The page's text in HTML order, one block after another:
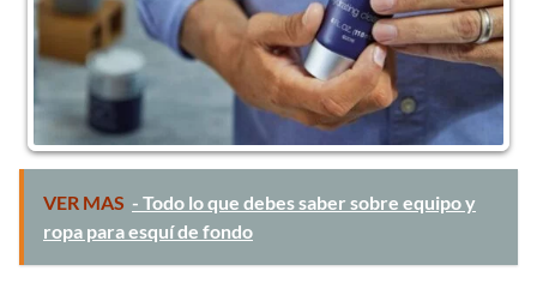
VER MAS - Todo lo que debes saber sobre equipo y
ropa para esquí de fondo